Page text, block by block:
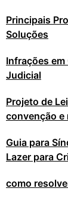
Principais
Soluções
Infrações
Judicial
Projeto de
convenção
Guia para
Lazer para
como